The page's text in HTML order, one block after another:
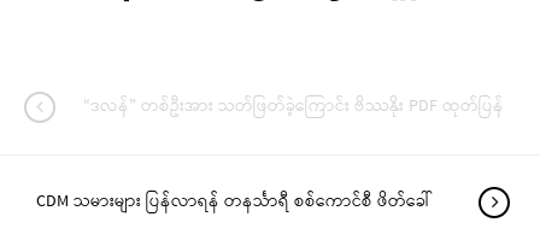
“ဒလန်” တစ်ဦးအား သတ်ဖြတ်ခဲ့ကြောင်း ဗိဿနိုး PDF ထုတ်ပြန်
CDM သမားများ ပြန်လာရန် တနင်္သာရီ စစ်ကောင်စီ ဖိတ်ခေါ်